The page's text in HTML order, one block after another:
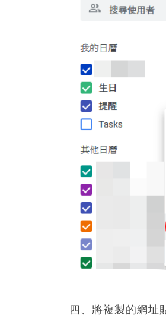
四、將複製的網址